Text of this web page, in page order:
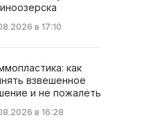
в 17:10
как
взвешенное
и не пожалеть
в 16:28